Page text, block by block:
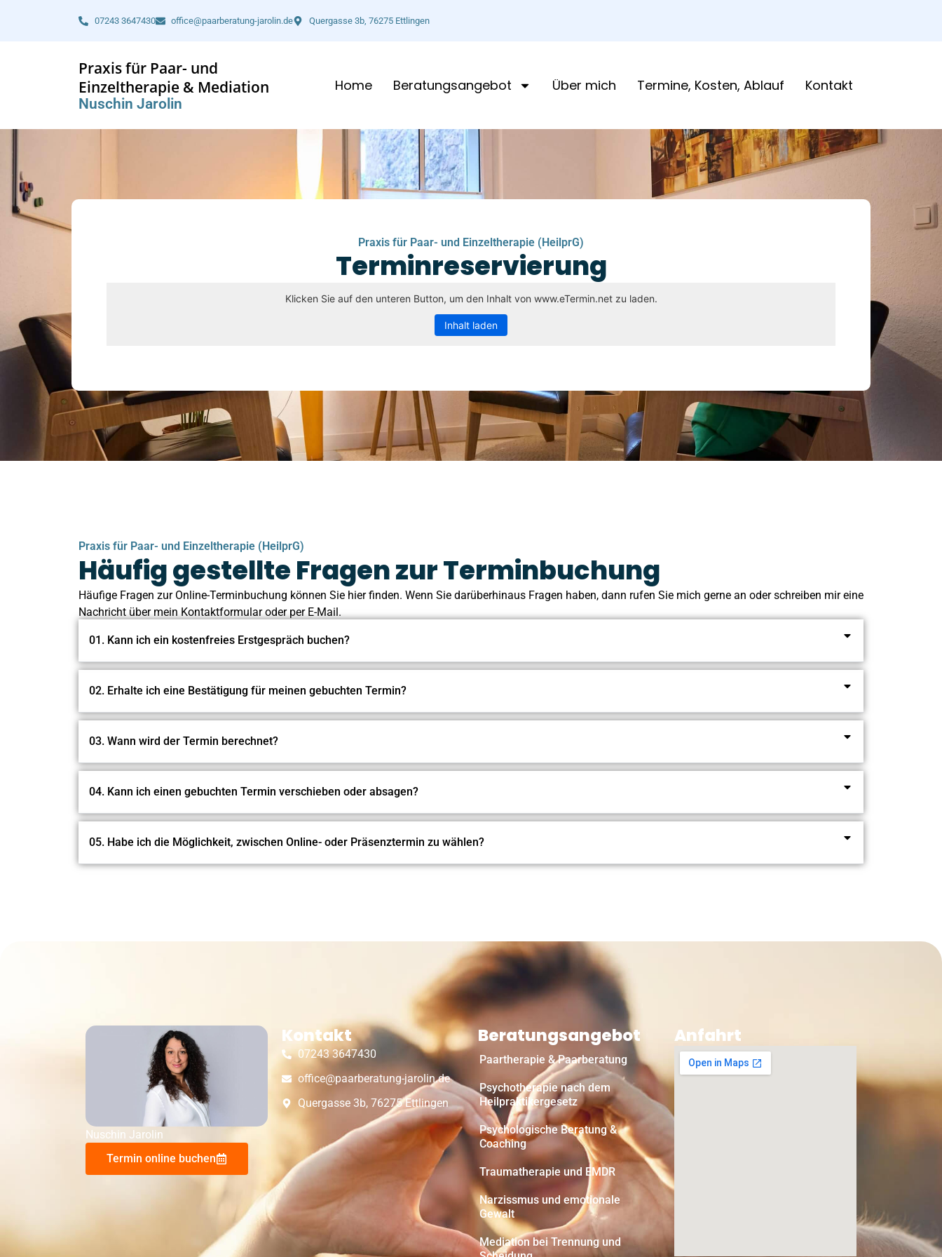
07243 3647430 office@paarberatung-jarolin.de Quergasse 3b, 76275 Ettlingen
Praxis für Paar- und
Einzeltherapie & Mediation
Nuschin Jarolin
Home Beratungsangebot Über mich Termine, Kosten, Ablauf Kontakt
Praxis für Paar- und Einzeltherapie (HeilprG)
Terminreservierung
Klicken Sie auf den unteren Button, um den Inhalt von www.eTermin.net zu laden.
Inhalt laden
Praxis für Paar- und Einzeltherapie (HeilprG)
Häufig gestellte Fragen zur Terminbuchung
Häufige Fragen zur Online-Terminbuchung können Sie hier finden. Wenn Sie darüberhinaus Fragen haben, dann rufen Sie mich gerne an oder schreiben mir eine
Nachricht über mein Kontaktformular oder per E-Mail.
01. Kann ich ein kostenfreies Erstgespräch buchen?
02. Erhalte ich eine Bestätigung für meinen gebuchten Termin?
03. Wann wird der Termin berechnet?
04. Kann ich einen gebuchten Termin verschieben oder absagen?
05. Habe ich die Möglichkeit, zwischen Online- oder Präsenztermin zu wählen?
Nuschin Jarolin
Termin online buchen
Kontakt
07243 3647430
office@paarberatung-jarolin.de
Quergasse 3b, 76275 Ettlingen
Beratungsangebot
Paartherapie & Paarberatung
Psychotherapie nach dem
Heilpraktikergesetz
Psychologische Beratung &
Coaching
Traumatherapie und EMDR
Narzissmus und emotionale
Gewalt
Mediation bei Trennung und
Anfahrt